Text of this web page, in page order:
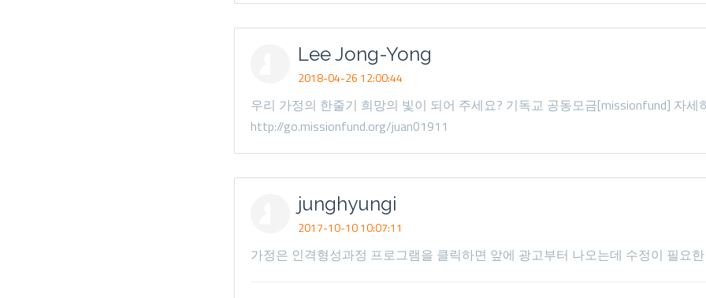
Lee Jong-Yong
2018-04-26 12:00:44
우리 가정의 한줄기 희망의 빛이 되어 주세요? 기독교 공동모금[missionfund] 자세
http://go.missionfund.org/juan01911
junghyungi
2017-10-10 10:07:11
가정은 인격형성과정 프로그램을 클릭하면 앞에 광고부터 나오는데 수정이 필요